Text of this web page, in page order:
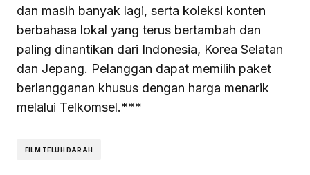
dan masih banyak lagi, serta koleksi konten
berbahasa lokal yang terus bertambah dan
paling dinantikan dari Indonesia, Korea Selatan
dan Jepang. Pelanggan dapat memilih paket
berlangganan khusus dengan harga menarik
melalui Telkomsel.***
FILM TELUH DARAH